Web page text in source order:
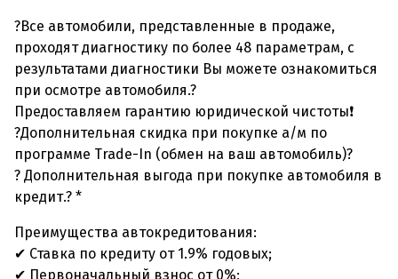
?Все автомобили, представленные в продаже,
проходят диагностику по более 48 параметрам, с
результатами диагностики Вы можете ознакомиться
при осмотре автомобиля.?
Предоставляем гарантию юридической чистоты❗
?Дополнительная скидка при покупке а/м по
программе Trade-In (обмен на ваш автомобиль)?
? Дополнительная выгода при покупке автомобиля в
кредит.? *
Преимущества автокредитования:
✔ Ставка по кредиту от 1.9% годовых;
✔ Первоначальный взнос от 0%;